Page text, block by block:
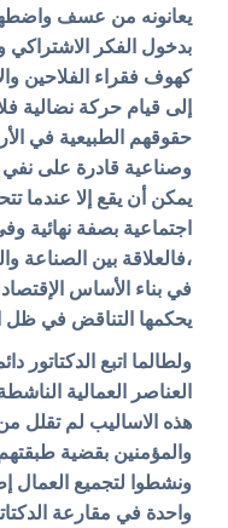
يعانونه من عسف
بدخول الفكر الاشتراكي
كهوف فقراء الفلاحين
إلى قيام حركة نضالية
حقوقهم الطبيعية في
وصناعية قادرة على نفي
يمكن أن يقع إلا عندما
اجتماعية بصفة نهائية
،فالعلاقة بين الصناعة
في بناء الأساس
يحكمها التناقض في ظل
ولطالما اتبع الدكتاتور
العناصر العمالية
هذه الاساليب لم تقلل
والمؤمنين بقضية
ونشطوا لتجميع العمال
واحدة في مقارعة